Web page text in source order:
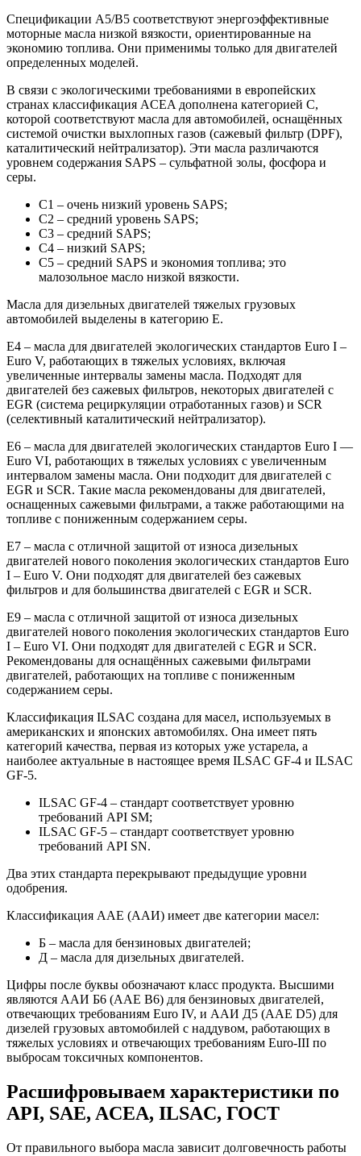
Спецификации A5/B5 соответствуют энергоэффективные
моторные масла низкой вязкости, ориентированные на
экономию топлива. Они применимы только для двигателей
определенных моделей.
В связи с экологическими требованиями в европейских
странах классификация ACEA дополнена категорией С,
которой соответствуют масла для автомобилей, оснащённых
системой очистки выхлопных газов (сажевый фильтр (DPF),
каталитический нейтрализатор). Эти масла различаются
уровнем содержания SAPS – сульфатной золы, фосфора и
серы.
С1 – очень низкий уровень SAPS;
С2 – средний уровень SAPS;
С3 – средний SAPS;
С4 – низкий SAPS;
С5 – средний SAPS и экономия топлива; это
малозольное масло низкой вязкости.
Масла для дизельных двигателей тяжелых грузовых
автомобилей выделены в категорию E.
E4 – масла для двигателей экологических стандартов Euro I –
Euro V, работающих в тяжелых условиях, включая
увеличенные интервалы замены масла. Подходят для
двигателей без сажевых фильтров, некоторых двигателей с
EGR (система рециркуляции отработанных газов) и SCR
(селективный каталитический нейтрализатор).
E6 – масла для двигателей экологических стандартов Euro I —
Euro VI, работающих в тяжелых условиях с увеличенным
интервалом замены масла. Они подходит для двигателей с
EGR и SCR. Такие масла рекомендованы для двигателей,
оснащенных сажевыми фильтрами, а также работающими на
топливе с пониженным содержанием серы.
E7 – масла с отличной защитой от износа дизельных
двигателей нового поколения экологических стандартов Euro
I – Euro V. Они подходят для двигателей без сажевых
фильтров и для большинства двигателей с EGR и SCR.
E9 – масла с отличной защитой от износа дизельных
двигателей нового поколения экологических стандартов Euro
I – Euro VI. Они подходят для двигателей с EGR и SCR.
Рекомендованы для оснащённых сажевыми фильтрами
двигателей, работающих на топливе с пониженным
содержанием серы.
Классификация ILSAC создана для масел, используемых в
американских и японских автомобилях. Она имеет пять
категорий качества, первая из которых уже устарела, а
наиболее актуальные в настоящее время ILSAC GF-4 и ILSAC
GF-5.
ILSAC GF-4 – стандарт соответствует уровню
требований API SM;
ILSAC GF-5 – стандарт соответствует уровню
требований API SN.
Два этих стандарта перекрывают предыдущие уровни
одобрения.
Классификация ААЕ (AAИ) имеет две категории масел:
Б – масла для бензиновых двигателей;
Д – масла для дизельных двигателей.
Цифры после буквы обозначают класс продукта. Высшими
являются ААИ Б6 (AAE B6) для бензиновых двигателей,
отвечающих требованиям Euro IV, и ААИ Д5 (AAE D5) для
дизелей грузовых автомобилей с наддувом, работающих в
тяжелых условиях и отвечающих требованиям Euro-III по
выбросам токсичных компонентов.
Расшифровываем характеристики по
API, SAE, ACEA, ILSAC, ГОСТ
От правильного выбора масла зависит долговечность работы